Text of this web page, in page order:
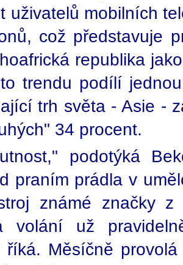
uživatelů mobilních
což představuje
republika
trendu podílí
trh světa - Asie -
34 procent.
podotýká
praním prádla v
známé značky z
volání už
říká. Měsíčně